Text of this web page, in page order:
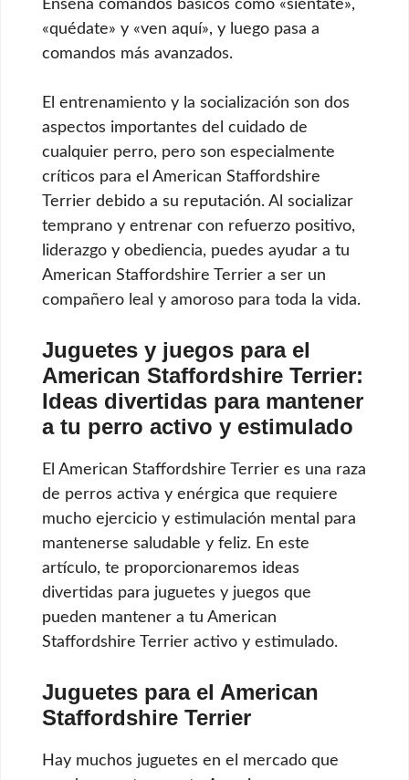
Enseña comandos básicos como «siéntate»,
«quédate» y «ven aquí», y luego pasa a
comandos más avanzados.
El entrenamiento y la socialización son dos
aspectos importantes del cuidado de
cualquier perro, pero son especialmente
críticos para el American Staffordshire
Terrier debido a su reputación. Al socializar
temprano y entrenar con refuerzo positivo,
liderazgo y obediencia, puedes ayudar a tu
American Staffordshire Terrier a ser un
compañero leal y amoroso para toda la vida.
Juguetes y juegos para el
American Staffordshire Terrier:
Ideas divertidas para mantener
a tu perro activo y estimulado
El American Staffordshire Terrier es una raza
de perros activa y enérgica que requiere
mucho ejercicio y estimulación mental para
mantenerse saludable y feliz. En este
artículo, te proporcionaremos ideas
divertidas para juguetes y juegos que
pueden mantener a tu American
Staffordshire Terrier activo y estimulado.
Juguetes para el American
Staffordshire Terrier
Hay muchos juguetes en el mercado que